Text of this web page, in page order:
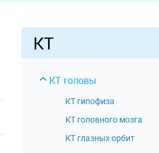
КТ
КТ головы
КТ гипофиза
КТ головного мозга
КТ глазных орбит